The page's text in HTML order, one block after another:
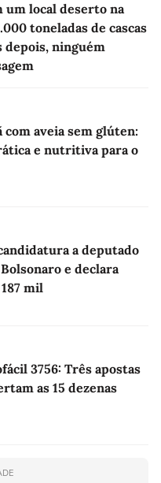
um local deserto na
toneladas de cascas
depois, ninguém
com aveia sem glúten:
e nutritiva para o
a deputado
e declara
mil
3756: Três apostas
as 15 dezenas